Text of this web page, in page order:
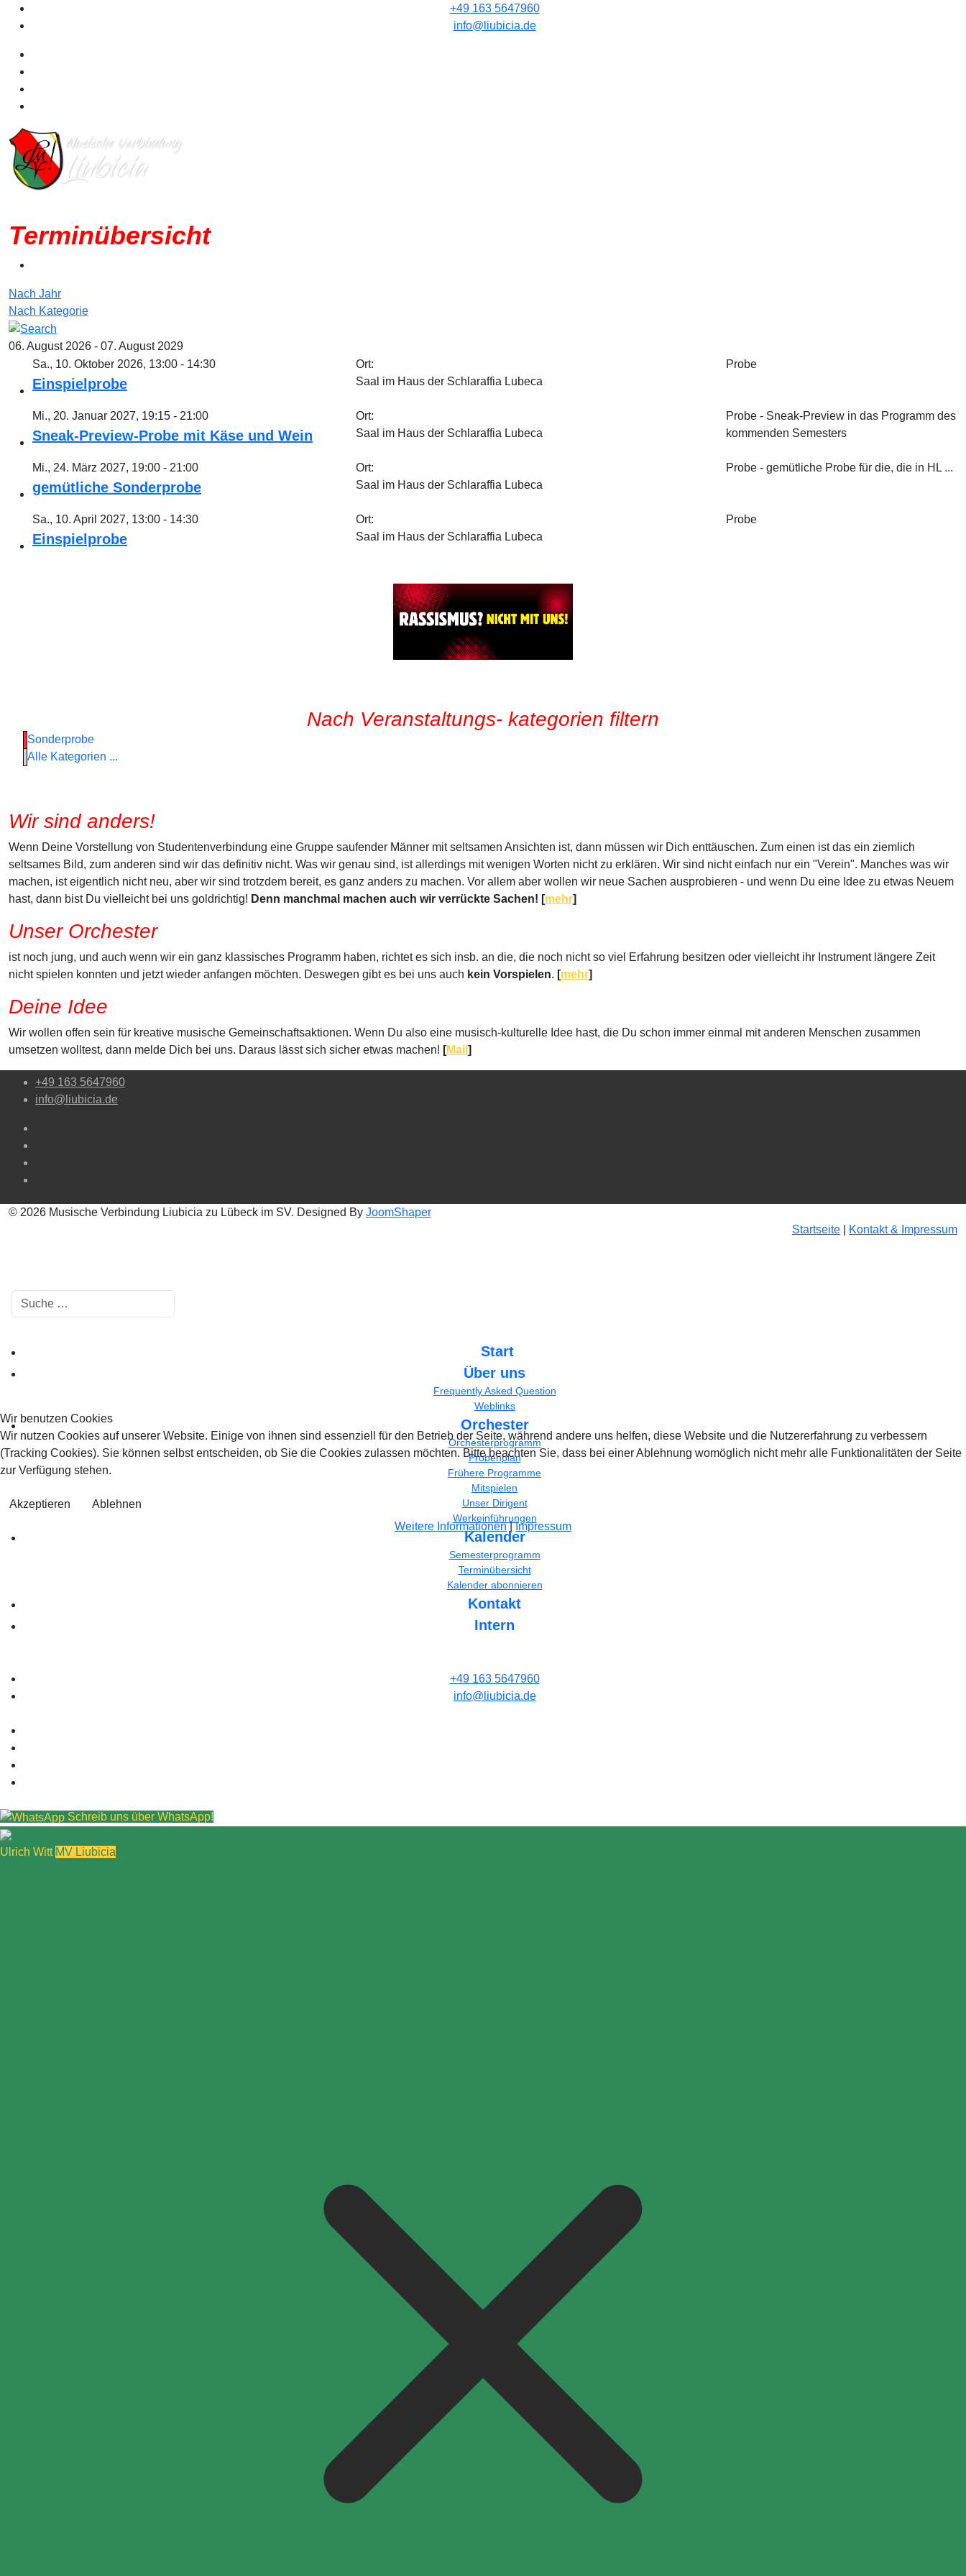
+49 163 5647960
info@liubicia.de
Terminübersicht
Nach Jahr
Nach Kategorie
06. August 2026 - 07. August 2029
Sa., 10. Oktober 2026, 13:00 - 14:30
Einspielprobe
Ort:
Saal im Haus der Schlaraffia Lubeca
Probe
Mi., 20. Januar 2027, 19:15 - 21:00
Sneak-Preview-Probe mit Käse und Wein
Ort:
Saal im Haus der Schlaraffia Lubeca
Probe - Sneak-Preview in das Programm des
kommenden Semesters
Mi., 24. März 2027, 19:00 - 21:00
gemütliche Sonderprobe
Ort:
Saal im Haus der Schlaraffia Lubeca
Probe - gemütliche Probe für die, die in HL ...
Sa., 10. April 2027, 13:00 - 14:30
Einspielprobe
Ort:
Saal im Haus der Schlaraffia Lubeca
Probe
Nach Veranstaltungs- kategorien filtern
Sonderprobe
Alle Kategorien ...
Wir sind anders!
Wenn Deine Vorstellung von Studentenverbindung eine Gruppe saufender Männer mit seltsamen Ansichten ist, dann müssen wir Dich enttäuschen. Zum einen ist das ein ziemlich
seltsames Bild, zum anderen sind wir das definitiv nicht. Was wir genau sind, ist allerdings mit wenigen Worten nicht zu erklären. Wir sind nicht einfach nur ein "Verein". Manches was wir
machen, ist eigentlich nicht neu, aber wir sind trotzdem bereit, es ganz anders zu machen. Vor allem aber wollen wir neue Sachen ausprobieren - und wenn Du eine Idee zu etwas Neuem
hast, dann bist Du vielleicht bei uns goldrichtig! Denn manchmal machen auch wir verrückte Sachen! [mehr]
Unser Orchester
ist noch jung, und auch wenn wir ein ganz klassisches Programm haben, richtet es sich insb. an die, die noch nicht so viel Erfahrung besitzen oder vielleicht ihr Instrument längere Zeit
nicht spielen konnten und jetzt wieder anfangen möchten. Deswegen gibt es bei uns auch kein Vorspielen. [mehr]
Deine Idee
Wir wollen offen sein für kreative musische Gemeinschaftsaktionen. Wenn Du also eine musisch-kulturelle Idee hast, die Du schon immer einmal mit anderen Menschen zusammen
umsetzen wolltest, dann melde Dich bei uns. Daraus lässt sich sicher etwas machen! [Mail ]
+49 163 5647960
info@liubicia.de
© 2026 Musische Verbindung Liubicia zu Lübeck im SV. Designed By JoomShaper
Startseite
Kontakt & Impressum
Suchen
Start
Über uns
Frequently Asked Question
Weblinks
Orchester
Orchesterprogramm
Probenplan
Frühere Programme
Mitspielen
Unser Dirigent
Werkeinführungen
Kalender
Semesterprogramm
Terminübersicht
Kalender abonnieren
Kontakt
Intern
+49 163 5647960
info@liubicia.de
Schreib uns über WhatsApp!
Ulrich Witt MV Liubicia
Wir benutzen Cookies
Wir nutzen Cookies auf unserer Website. Einige von ihnen sind essenziell für den Betrieb der Seite, während andere uns helfen, diese Website und die Nutzererfahrung zu verbessern
(Tracking Cookies). Sie können selbst entscheiden, ob Sie die Cookies zulassen möchten. Bitte beachten Sie, dass bei einer Ablehnung womöglich nicht mehr alle Funktionalitäten der Seite
zur Verfügung stehen.
Akzeptieren
Ablehnen
Weitere Informationen|Impressum